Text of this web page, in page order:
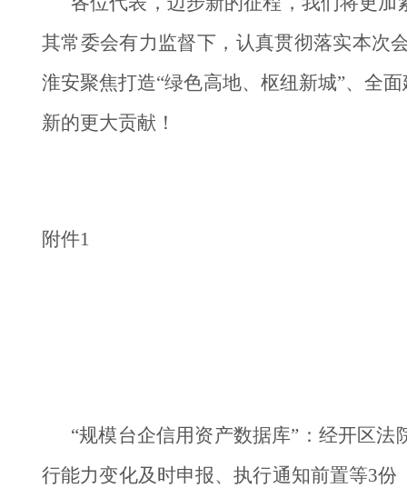
其常委会有力监督下，认真贯彻落实本次
淮安聚焦打造“绿色高地、枢纽新城”、全
新的更大贡献！
附件1
“规模台企信用资产数据库”：经开区
行能力变化及时申报、执行通知前置等3